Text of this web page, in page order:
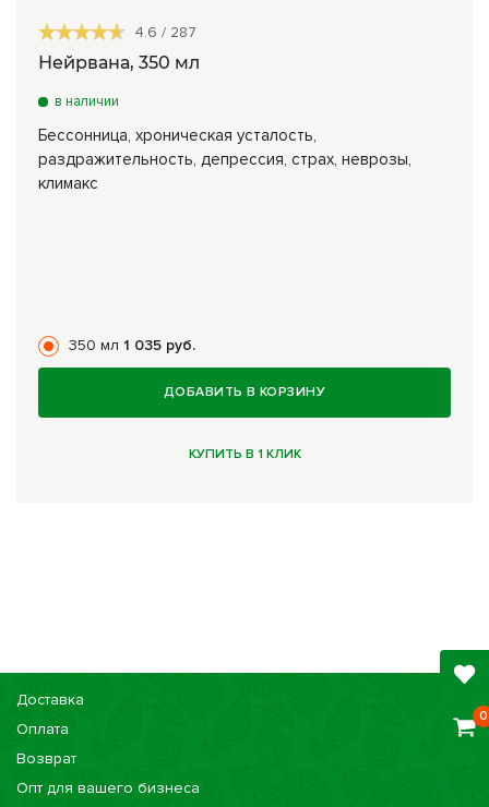
4.6 / 287
Нейрвана, 350 мл
в наличии
Бессонница, хроническая усталость,
раздражительность, депрессия, страх, неврозы,
климакс
350 мл 1 035 руб.
ДОБАВИТЬ В КОРЗИНУ
КУПИТЬ В 1 КЛИК
0
Доставка
Оплата
Возврат
Опт для вашего бизнеса